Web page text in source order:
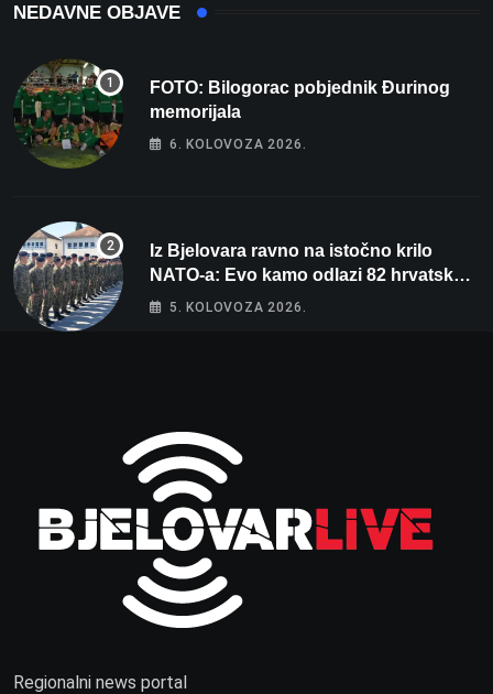
NEDAVNE OBJAVE
FOTO: Bilogorac pobjednik Đurinog
memorijala
6. KOLOVOZA 2026.
Iz Bjelovara ravno na istočno krilo
NATO-a: Evo kamo odlazi 82 hrvatska
vojnika i 6 vojnikinja
5. KOLOVOZA 2026.
Regionalni news portal